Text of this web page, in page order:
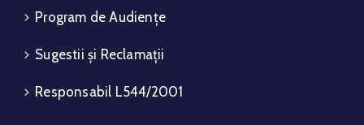
Program de Audiențe
Sugestii și Reclamații
Responsabil L544/2001